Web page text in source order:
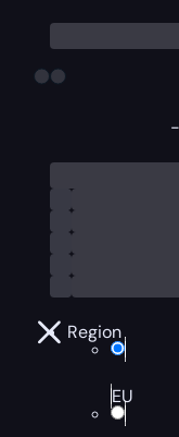
-
Region
EU